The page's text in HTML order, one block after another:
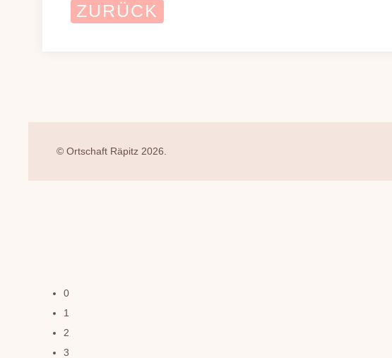
0
1
2
3
ZURÜCK
© Ortschaft Räpitz 2026.